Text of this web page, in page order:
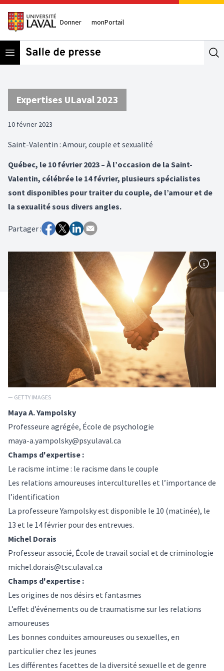
Donner monPortail
Open menu
Expertises ULaval 2023
10 février 2023
Saint-Valentin : Amour, couple et sexualité
Québec, le 10 février 2023 – À l’occasion de la Saint-
Valentin, célébrée le 14 février, plusieurs spécialistes
sont disponibles pour traiter du couple, de l’amour et de
la sexualité sous divers angles.
Partager :
— GETTY IMAGES
Maya A. Yampolsky
Professeure agrégée, École de psychologie
maya-a.yampolsky@psy.ulaval.ca
Champs d'expertise :
Le racisme intime : le racisme dans le couple
Les relations amoureuses interculturelles et l’importance de
l’identification
La professeure Yampolsky est disponible le 10 (matinée), le
13 et le 14 février pour des entrevues.
Michel Dorais
Professeur associé, École de travail social et de criminologie
michel.dorais@tsc.ulaval.ca
Champs d'expertise :
Les origines de nos désirs et fantasmes
L’effet d’événements ou de traumatisme sur les relations
amoureuses
Les bonnes conduites amoureuses ou sexuelles, en
particulier chez les jeunes
Les différentes facettes de la diversité sexuelle et de genre